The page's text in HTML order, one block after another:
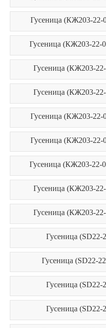
Гусеница (КЖ203-22-
Гусеница (КЖ203-22-
Гусеница (КЖ203-
Гусеница (КЖ203-
Гусеница (КЖ203-22-
Гусеница (КЖ203-22-
Гусеница (КЖ203-22-
Гусеница (КЖ203-
Гусеница (КЖ203-
Гусеница (SD22-
Гусеница (SD22-
Гусеница (SD22-
Гусеница (SD22-